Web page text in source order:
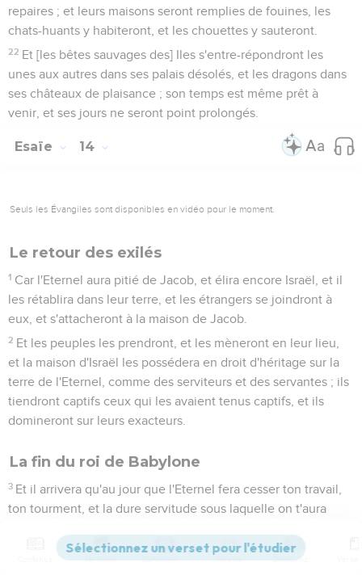
repaires ; et leurs maisons seront remplies de fouines, les
chats-huants y habiteront, et les chouettes y sauteront.
22 Et [les bêtes sauvages des] Iles s'entre-répondront les
unes aux autres dans ses palais désolés, et les dragons dans
ses châteaux de plaisance ; son temps est même prêt à
venir, et ses jours ne seront point prolongés.
Esaïe 14
Seuls les Évangiles sont disponibles en vidéo pour le moment.
Le retour des exilés
1 Car l'Eternel aura pitié de Jacob, et élira encore Israël, et il
les rétablira dans leur terre, et les étrangers se joindront à
eux, et s'attacheront à la maison de Jacob.
2 Et les peuples les prendront, et les mèneront en leur lieu,
et la maison d'Israël les possédera en droit d'héritage sur la
terre de l'Eternel, comme des serviteurs et des servantes ; ils
tiendront captifs ceux qui les avaient tenus captifs, et ils
domineront sur leurs exacteurs.
La fin du roi de Babylone
3 Et il arrivera qu'au jour que l'Eternel fera cesser ton travail,
ton tourment, et la dure servitude sous laquelle on t'aura
Tu te moqueras ainsi du Roi de Babylone, et tu diras ;
Versions Commentaires Strong